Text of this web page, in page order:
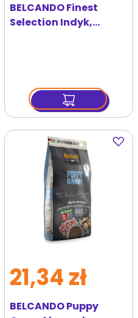
BELCANDO Finest
Selection Indyk,
Dodaj
do
BELCANDO Puppy
21,34 zł